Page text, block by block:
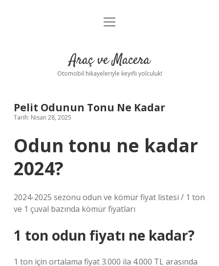
Anasayfa
Yasal Uyarı
menüyü
Araç ve Macera
Otomobil hikayeleriyle keyifli yolculuk!
Pelit Odunun Tonu Ne Kadar
Tarih: Nisan 28, 2025
Odun tonu ne kadar
2024?
2024-2025 sezonu odun ve kömür fiyat listesi / 1 ton
ve 1 çuval bazında kömür fiyatları
1 ton odun fiyatı ne kadar?
1 ton için ortalama fiyat 3.000 ila 4.000 TL arasında